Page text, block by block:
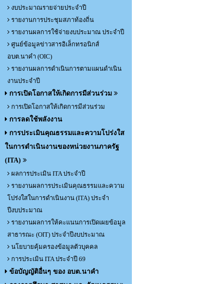
งบประมาณรายจ่ายประจำปี
รายงานการประชุมสภาท้องถิ่น
รายงานผลการใช้จ่ายงบประมาณ ประจำปี
ศูนย์ข้อมูลข่าวสารอิเล็กทรอนิกส์
อบต.นาคำ (OIC)
รายงานผลการดำเนินการตามแผนดำเนิน
งานประจำปี
การเปิดโอกาสให้เกิดการมีส่วนร่วม
การเปิดโอกาสให้เกิดการมีส่วนร่วม
การลดใช้พลังงาน
การประเมินคุณธรรมและความโปร่งใส
ในการดำเนินงานของหน่วยงานภาครัฐ
(ITA)
ผลการประเมิน ITA ประจำปี
รายงานผลการประเมินคุณธรรมและความ
โปร่งใสในการดำเนินงาน (ITA) ประจำ
ปีงบประมาณ
รายงานผลการให้คะแนนการเปิดเผยข้อมูล
สาธารณะ (OIT) ประจำปีงบประมาณ
นโยบายคุ้มครองข้อมูลตัวบุคคล
การประเมิน ITA ประจำปี 69
ข้อบัญญัติอื่นๆ ของ อบต.นาคำ